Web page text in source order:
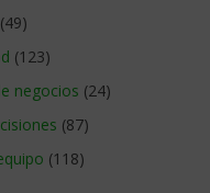
(123)
negocios (24)
(87)
(118)